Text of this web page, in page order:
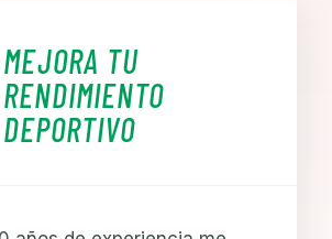
MEJORA TU
RENDIMIENTO
DEPORTIVO